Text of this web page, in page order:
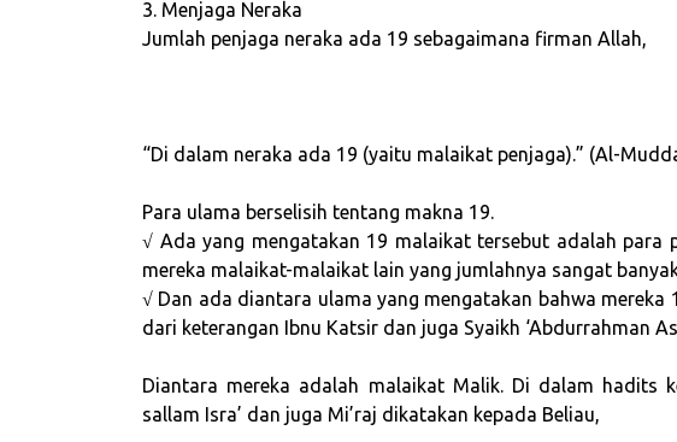
3. Menjaga Neraka
Jumlah penjaga neraka ada 19 sebagaimana firman Allah,
“Di dalam neraka ada 19 (yaitu malaikat penjaga).” (Al-
Para ulama berselisih tentang makna 19.
√ Ada yang mengatakan 19 malaikat tersebut adalah para
mereka malaikat-malaikat lain yang jumlahnya sangat
√ Dan ada diantara ulama yang mengatakan bahwa mereka
dari keterangan Ibnu Katsir dan juga Syaikh ‘Abdurrahman
Diantara mereka adalah malaikat Malik. Di dalam hadits
sallam Isra’ dan juga Mi’raj dikatakan kepada Beliau,